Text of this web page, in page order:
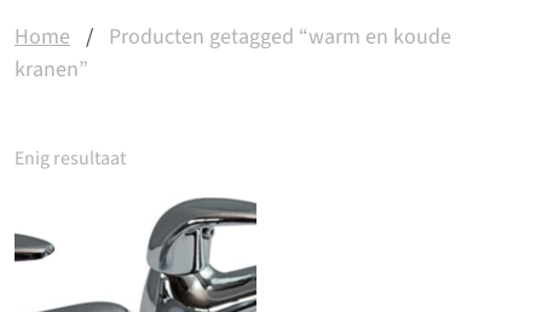
Home / Producten getagged “warm en koude
kranen”
Enig resultaat